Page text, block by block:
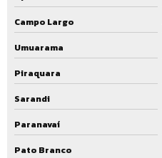
Orçamento reforma de ete
Reforma de eta
Serviço de reforma de eta
Orçamento reforma de eta
Campo Largo
Umuarama
Piraquara
Sarandi
Paranavaí
Pato Branco